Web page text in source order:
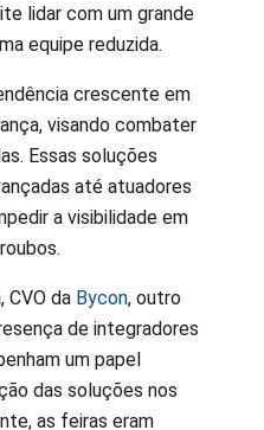
lidar com um grande
equipe reduzida.
crescente em
visando combater
Essas soluções
até atuadores
a visibilidade em
CVO da Bycon, outro
de integradores
um papel
das soluções nos
as feiras eram